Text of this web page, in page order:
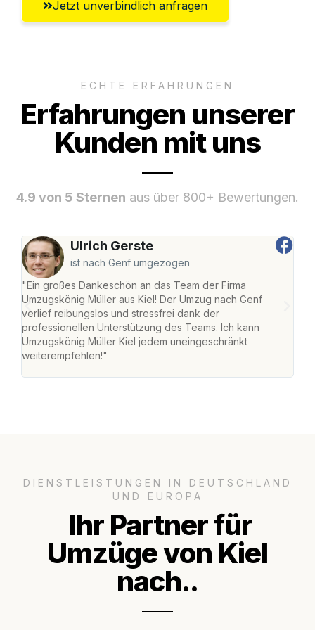
Jetzt unverbindlich anfragen
ECHTE ERFAHRUNGEN
Erfahrungen unserer
Kunden mit uns
4.9 von 5 Sternen aus über 800+ Bewertungen.
Ulrich Gerste
ist nach Genf umgezogen
"Ein großes Dankeschön an das Team der Firma
Umzugskönig Müller aus Kiel! Der Umzug nach Genf
verlief reibungslos und stressfrei dank der
professionellen Unterstützung des Teams. Ich kann
Umzugskönig Müller Kiel jedem uneingeschränkt
weiterempfehlen!"
DIENSTLEISTUNGEN IN DEUTSCHLAND
UND EUROPA
Ihr Partner für
Umzüge von Kiel
nach..